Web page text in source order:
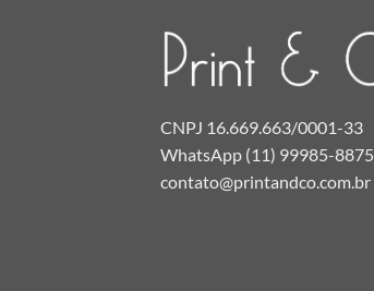
CNPJ 16.669.663/0001-33
WhatsApp (11) 99985-8875
contato@printandco.com.br